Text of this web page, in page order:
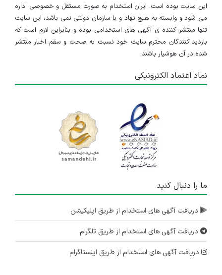
این سایت بوده است. ایران استخدام به صورت مستقل و خصوصی اداره
می شود و وابسته به هیچ نهاد و یا سازمان دولتی نمی باشد، این سایت
تنها منتشر کننده ی آگهی های استخدامی بوده و بنابراین لازم است که
بازدید کنندگان محترم سایت خود نسبت به صحت و سقم اخبار منتشر
شده در آن هوشیار باشند.
نماد اعتماد الکترونیکی
ما را دنبال کنید
دریافت آگهی های استخدام از طریق اپلیکیشن
دریافت آگهی های استخدام از طریق تلگرام
دریافت آگهی های استخدام از طریق اینستاگرام